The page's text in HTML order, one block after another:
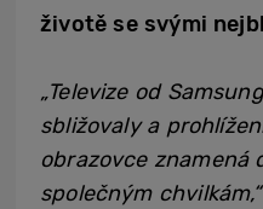
životě se svými
„Televize od
sbližovaly a
obrazovce znamená
společným chvilkám,“